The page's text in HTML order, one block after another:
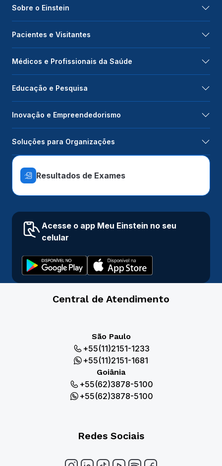
Sobre o Einstein
Pacientes e Visitantes
Médicos e Profissionais da Saúde
Educação e Pesquisa
Inovação e Empreendedorismo
Soluções para Organizações
Resultados de Exames
Acesse o app Meu Einstein no seu
celular
Central de Atendimento
São Paulo
+55(11)2151-1233
+55(11)2151-1681
Goiânia
+55(62)3878-5100
+55(62)3878-5100
Redes Sociais